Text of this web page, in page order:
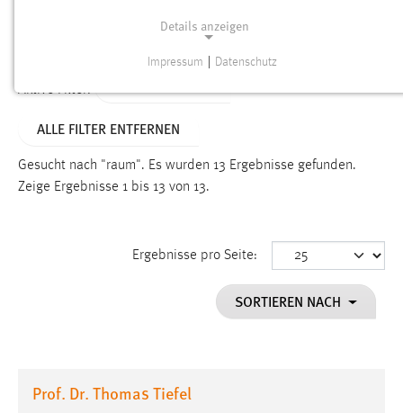
Aktive Filter:
ALLE FILTER ENTFERNEN
Gesucht nach "raum". Es wurden 13 Ergebnisse gefunden.
Zeige Ergebnisse 1 bis 13 von 13.
Ergebnisse pro Seite:
SORTIEREN NACH
Prof. Dr. Thomas Tiefel
Details anzeigen
Funktionen und sind für die einwandfreie Funktion der
Einverständnis
cookie_consent
Dieser Cookie speichert die ausgewählten Einverständnis-
Impressum Datenschutz